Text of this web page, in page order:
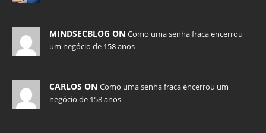
MINDSECBLOG ON Como uma senha fraca encerrou
um negócio de 158 anos
CARLOS ON Como uma senha fraca encerrou um
negócio de 158 anos